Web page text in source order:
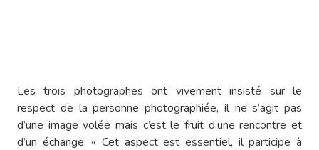
Les trois photographes ont vivement insisté sur le
respect de la personne photographiée, il ne s’agit pas
d’une image volée mais c’est le fruit d’une rencontre et
d’un échange. « Cet aspect est essentiel, il participe à